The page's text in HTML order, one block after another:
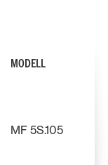
MODELL
MF 5S.105